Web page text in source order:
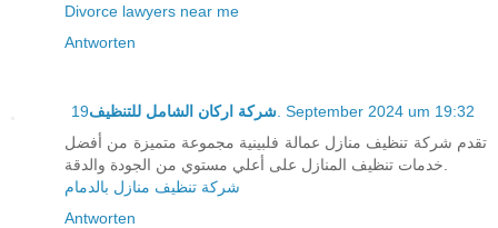
Divorce lawyers near me
Antworten
شركة اركان الشامل للتنظيف 19. September 2024 um 19:32
تقدم شركة تنظيف منازل عمالة فلبينية مجموعة متميزة من أفضل
شركة تنظيف منازل بالدمام
Antworten